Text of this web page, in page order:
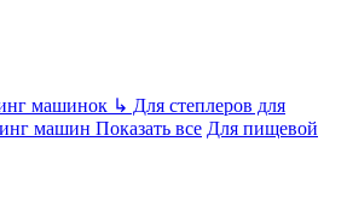
машинок ↳ Для степлеров для
машин Показать все Для пищевой